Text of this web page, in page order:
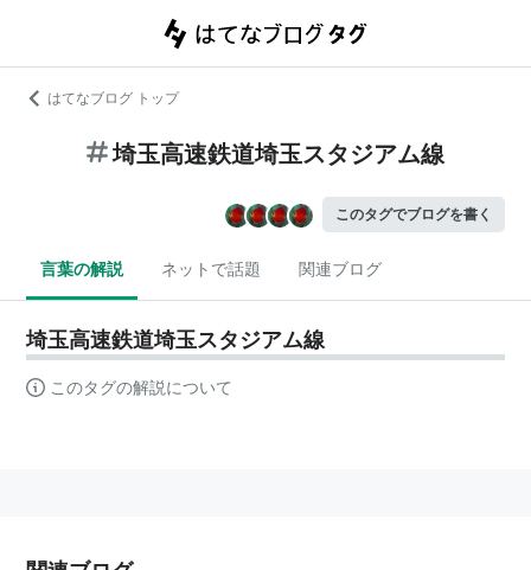
はてなブログ トップ
埼玉高速鉄道埼玉スタジアム線
このタグでブログを書く
言葉の解説 ネットで話題 関連ブログ
埼玉高速鉄道埼玉スタジアム線
このタグの解説について